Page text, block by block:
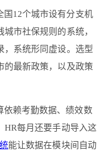
国12个城市设有分支机
市社保规则的系统，
，系统形同虚设。选型
的最新政策，以及政策
依赖考勤数据、绩效数
HR每月还要手动导入这
能让数据在模块间自动